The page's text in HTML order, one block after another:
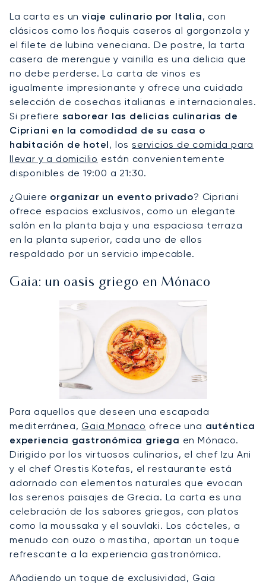
La carta es un viaje culinario por Italia, con
clásicos como los ñoquis caseros al gorgonzola y
el filete de lubina veneciana. De postre, la tarta
casera de merengue y vainilla es una delicia que
no debe perderse. La carta de vinos es
igualmente impresionante y ofrece una cuidada
selección de cosechas italianas e internacionales.
Si prefiere saborear las delicias culinarias de
Cipriani en la comodidad de su casa o
habitación de hotel, losservicios de comida para
llevar y a domicilio están convenientemente
disponibles de 19:00 a 21:30.
¿Quiere organizar un evento privado? Cipriani
ofrece espacios exclusivos, como un elegante
salón en la planta baja y una espaciosa terraza
en la planta superior, cada uno de ellos
respaldado por un servicio impecable.
Gaia: un oasis griego en Mónaco
Para aquellos que deseen una escapada
mediterránea,Gaia Monaco ofrece una auténtica
experiencia gastronómica griega en Mónaco.
Dirigido por los virtuosos culinarios, el chef Izu Ani
y el chef Orestis Kotefas, el restaurante está
adornado con elementos naturales que evocan
los serenos paisajes de Grecia. La carta es una
celebración de los sabores griegos, con platos
como la moussaka y el souvlaki. Los cócteles, a
menudo con ouzo o mastiha, aportan un toque
refrescante a la experiencia gastronómica.
Añadiendo un toque de exclusividad, Gaia